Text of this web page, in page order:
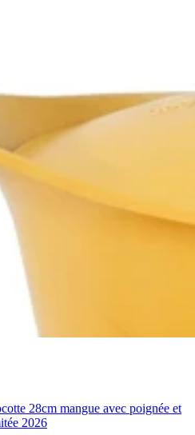
28cm mangue avec poignée et
2026